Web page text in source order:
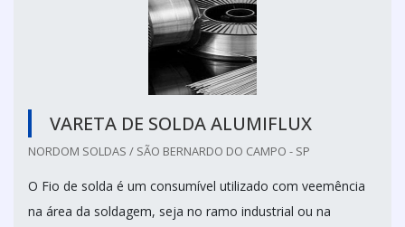
VARETA DE SOLDA ALUMIFLUX
NORDOM SOLDAS / SÃO BERNARDO DO CAMPO - SP
O Fio de solda é um consumível utilizado com veemência
na área da soldagem, seja no ramo industrial ou na